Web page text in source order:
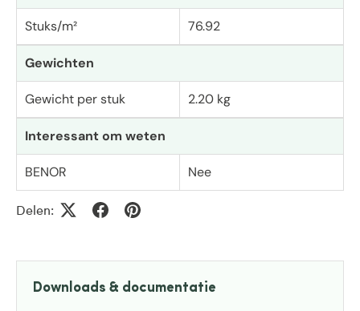
Stuks/m² 76.92
Gewichten
Gewicht per stuk 2.20 kg
Interessant om weten
BENOR Nee
Delen:
Downloads & documentatie